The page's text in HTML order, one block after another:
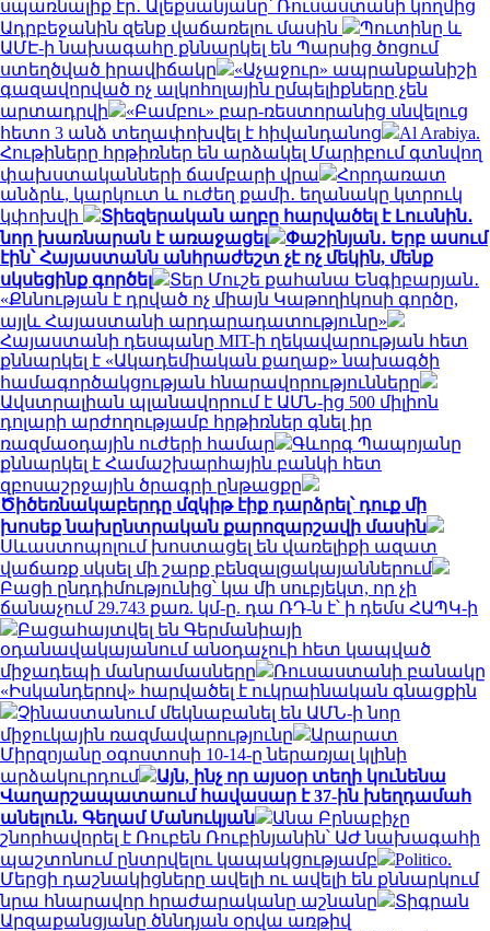
սպառնալիք էր․ Ալեքսանյանը՝ Ռուսաստանի կողմից
Ադրբեջանին զենք վաճառելու մասին
Պուտինը և
ԱՄԷ-ի նախագահը քննարկել են Պարսից ծոցում
ստեղծված իրավիճակը
«Աչաջուր» ապրանքանիշի
գազավորված ոչ ալկոհոլային ըմպելիքները չեն
արտադրվի
«Բամբու» բար-ռեստորանից սնվելուց
հետո 3 անձ տեղափոխվել է հիվանդանոց
Al Arabiya.
Հութիները հրթիռներ են արձակել Մարիբում գտնվող
փախստականների ճամբարի վրա
Հորդառատ
անձրև, կարկուտ և ուժեղ քամի․ եղանակը կտրուկ
կփոխվի
Տիեզերական աղբը հարվածել է Լուսնին․
նոր խառնարան է առաջացել
Փաշինյան․ Երբ ասում
էին՝ Հայաստանն անհրաժեշտ չէ ոչ մեկին, մենք
սկսեցինք գործել
Տեր Մուշե քահանա Ենգիբարյան․
«Քննության է դրված ոչ միայն Կաթողիկոսի գործը,
այլև Հայաստանի արդարադատությունը»
Հայաստանի դեսպանը MIT-ի ղեկավարության հետ
քննարկել է «Ակադեմիական քաղաք» նախագծի
համագործակցության հնարավորությունները
Ավստրալիան պլանավորում է ԱՄՆ-ից 500 միլիոն
դոլարի արժողությամբ հրթիռներ գնել իր
ռազմաօդային ուժերի համար
Գևորգ Պապոյանը
քննարկել է Համաշխարհային բանկի հետ
զբոսաշրջային ծրագրի ընթացքը
Ծիծեռնակաբերդը մզկիթ էիք դարձրել՝ դուք մի
խոսեք նախընտրական քարոզարշավի մասին
Սևաստոպոլում խոստացել են վառելիքի ազատ
վաճառք սկսել մի շարք բենզալցակայաններում
Բացի ընդդիմությունից՝ կա մի սուբյեկտ, որ չի
ճանաչում 29.743 քառ. կմ-ը. դա ՌԴ-ն է՝ ի դեմս ՀԱՊԿ-ի
Բացահայտվել են Գերմանիայի
օդանավակայանում անօդաչուի հետ կապված
միջադեպի մանրամասները
Ռուսաստանի բանակը
«Իսկանդերով» հարվածել է ուկրաինական գնացքին
Չինաստանում մեկնաբանել են ԱՄՆ-ի նոր
միջուկային ռազմավարությունը
Արարատ
Միրզոյանը օգոստոսի 10-14-ը ներառյալ կլինի
արձակուրդում
Այն, ինչ որ այսօր տեղի կունենա
Վաղարշապատաում հավասար է 37-ին խեղդամահ
անելուն. Գեղամ Մանուկյան
Անա Բրնաբիչը
շնորհավորել է Ռուբեն Ռուբինյանին՝ ԱԺ նախագահի
պաշտոնում ընտրվելու կապակցությամբ
Politico.
Մերցի դաշնակիցները ավելի ու ավելի են քննարկում
նրա հնարավոր հրաժարականը աշնանը
Տիգրան
Արզաքանցյանը ծննդյան օրվա առթիվ